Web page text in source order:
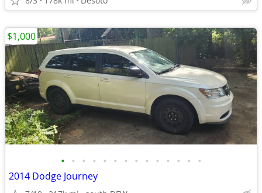
• • • • • • • • • • • • • •
2014 Dodge Journey
$1,000